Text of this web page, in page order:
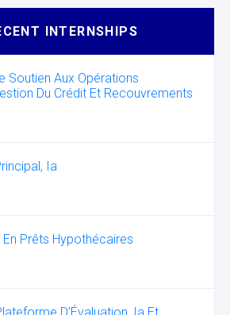
INTERNSHIPS
Soutien Aux Opérations
Du Crédit Et Recouvrements
Ia
Prêts Hypothécaires